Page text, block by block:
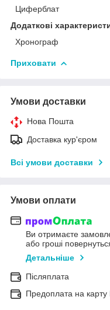
Циферблат
Додаткові
Хронограф
Приховати
Умови доставки
Нова Пошта
Доставка кур'єром
Всі умови доставки
Умови оплати
Ви отримаєте
або гроші
Детальніше
Післяплата
Предоплата на